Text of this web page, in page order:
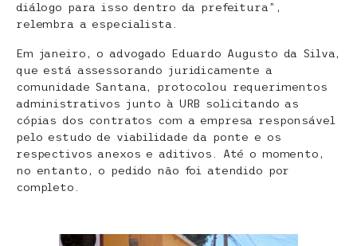
diálogo para isso dentro da prefeitura”,
relembra a especialista.
Em janeiro, o advogado Eduardo Augusto da Silva,
que está assessorando juridicamente a
comunidade Santana, protocolou requerimentos
administrativos junto à URB solicitando as
cópias dos contratos com a empresa responsável
pelo estudo de viabilidade da ponte e os
respectivos anexos e aditivos. Até o momento,
no entanto, o pedido não foi atendido por
completo.